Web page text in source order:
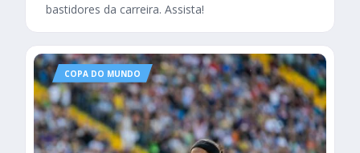
bastidores da carreira. Assista!
COPA DO MUNDO